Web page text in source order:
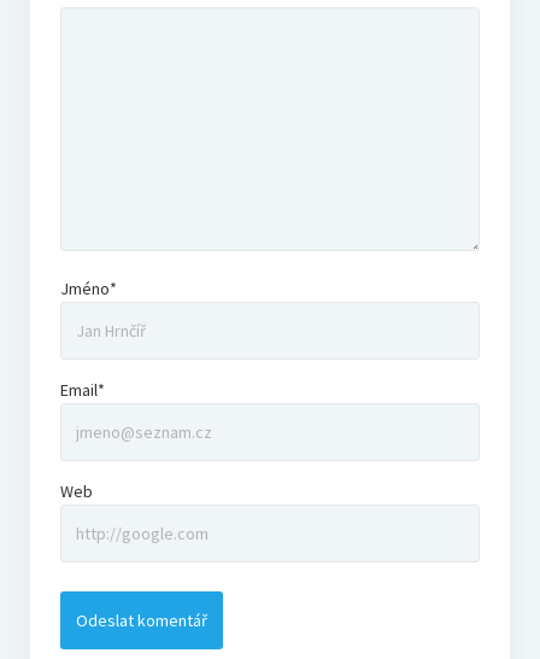
Bonus
Podcast NaFilmu
Bonusy
Blog
Jméno*
Email*
Web